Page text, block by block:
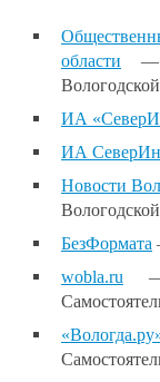
области —
ИА
ИА
Новости
БезФормата
wobla.ru —